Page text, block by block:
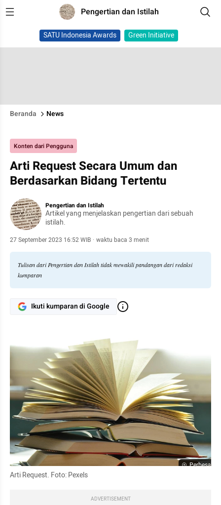
Pengertian dan Istilah
SATU Indonesia Awards Green Initiative
Beranda News
Konten dari Pengguna
Arti Request Secara Umum dan
Berdasarkan Bidang Tertentu
Pengertian dan Istilah
Artikel yang menjelaskan pengertian dari sebuah
istilah.
27 September 2023 16:52 WIB · waktu baca 3 menit
Tulisan dari Pengertian dan Istilah tidak mewakili pandangan dari redaksi
kumparan
Ikuti kumparan di Google
Perbesar
Arti Request. Foto: Pexels
ADVERTISEMENT